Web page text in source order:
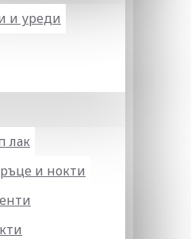
и уреди
лак
и нокти